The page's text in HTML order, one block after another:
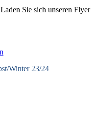
Sie sich unseren Flyer
Winter 23/24